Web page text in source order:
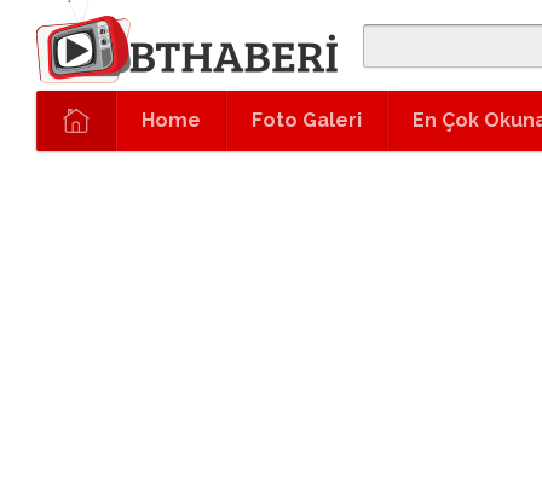
Home Foto Galeri En Çok